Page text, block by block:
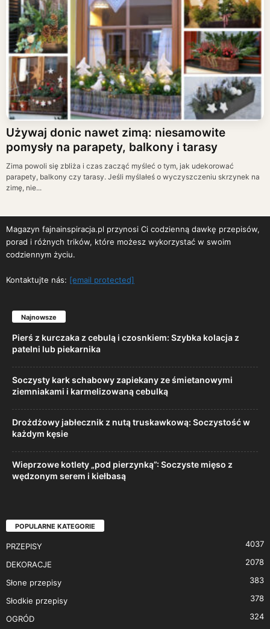
Używaj donic nawet zimą: niesamowite
pomysły na parapety, balkony i tarasy
Zima powoli się zbliża i czas zacząć myśleć o tym, jak udekorować
parapety, balkony czy tarasy. Jeśli myślałeś o wyczyszczeniu skrzynek na
zimę, nie...
Magazyn fajnainspiracja.pl przynosi Ci codzienną dawkę przepisów,
porad i różnych trików, które możesz wykorzystać w swoim
codziennym życiu.
Kontaktujte nás: [email protected]
Najnowsze
Pierś z kurczaka z cebulą i czosnkiem: Szybka kolacja z
patelni lub piekarnika
Soczysty kark schabowy zapiekany ze śmietanowymi
ziemniakami i karmelizowaną cebulką
Drożdżowy jabłecznik z nutą truskawkową: Soczystość w
każdym kęsie
Wieprzowe kotlety „pod pierzynką”: Soczyste mięso z
wędzonym serem i kiełbasą
POPULARNE KATEGORIE
PRZEPISY 4037
DEKORACJE 2078
Słone przepisy 383
Słodkie przepisy 378
OGRÓD 324